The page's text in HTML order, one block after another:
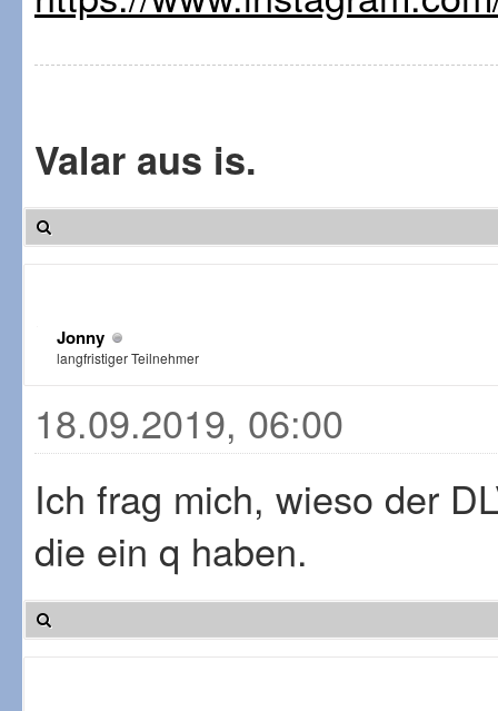
Valar aus is.
Jonny
langfristiger Teilnehmer
18.09.2019, 06:00
Ich frag mich, wieso der
die ein q haben.